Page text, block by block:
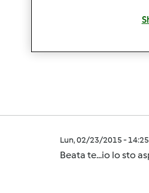
Meglio, i
Lun, 02/23/2015 - 14:25
Beata te...io lo sto